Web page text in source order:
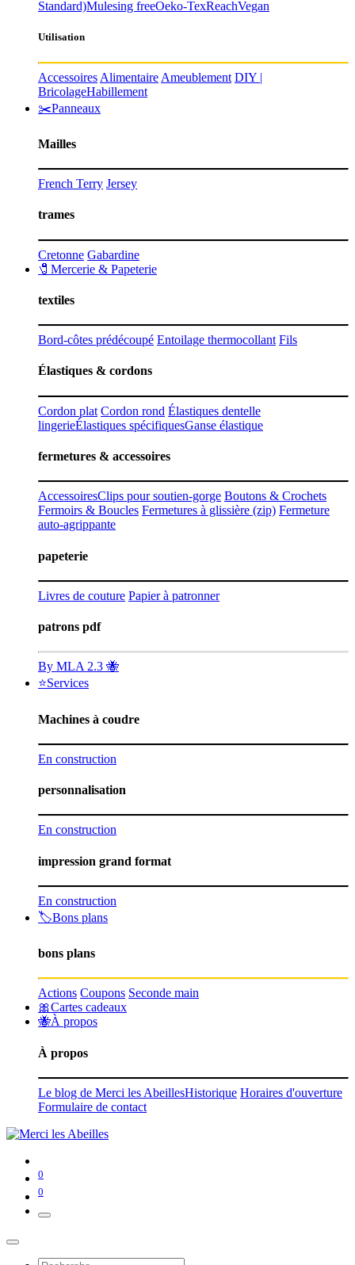
Standard)Mulesing freeOeko-TexReachVegan
Utilisation
Accessoires Alimentaire Ameublement DIY |
BricolageHabillement
✂️Panneaux
Mailles
French Terry Jersey
trames
Cretonne Gabardine
🧷Mercerie & Papeterie
textiles
Bord-côtes prédécoupé Entoilage thermocollant Fils
Élastiques & cordons
Cordon plat Cordon rond Élastiques dentelle
lingerieÉlastiques spécifiquesGanse élastique
fermetures & accessoires
AccessoiresClips pour soutien-gorge Boutons & Crochets
Fermoirs & Boucles Fermetures à glissière (zip) Fermeture
auto-agrippante
papeterie
Livres de couture Papier à patronner
patrons pdf
By MLA 2.3 🐝
⭐Services
Machines à coudre
En construction
personnalisation
En construction
impression grand format
En construction
🏷️Bons plans
bons plans
Actions Coupons Seconde main
🎀Cartes cadeaux
🐝À propos
À propos
Le blog de Merci les AbeillesHistorique Horaires d'ouverture
Formulaire de contact
0
0